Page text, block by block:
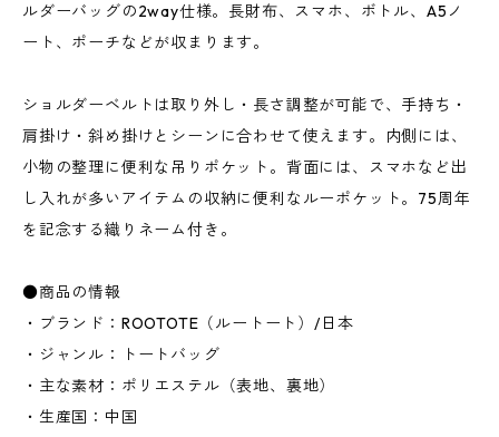
ルダーバッグの2way仕様。長財布、スマホ、ボトル、A5ノ
ート、ポーチなどが収まります。
ショルダーベルトは取り外し・長さ調整が可能で、手持ち・
肩掛け・斜め掛けとシーンに合わせて使えます。内側には、
小物の整理に便利な吊りポケット。背面には、スマホなど出
し入れが多いアイテムの収納に便利なルーポケット。75周年
を記念する織りネーム付き。
●商品の情報
・ブランド：ROOTOTE（ルートート）/日本
・ジャンル：トートバッグ
・主な素材：ポリエステル（表地、裏地）
・生産国：中国